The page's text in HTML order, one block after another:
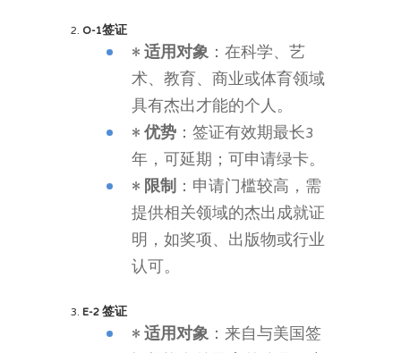
2.O-1签证
•适用对象 ：在科学、艺
术、教育、商业或体育领域
具有杰出才能的个人。
•优势 ：签证有效期最长3
年，可延期；可申请绿卡。
•限制 ：申请门槛较高，需
提供相关领域的杰出成就证
明，如奖项、出版物或行业
认可。
3.E-2 签证
•适用对象 ：来自与美国签